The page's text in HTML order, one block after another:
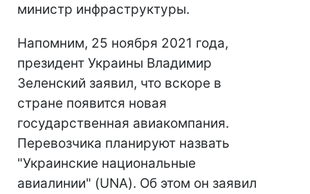
министр инфраструктуры.
Напомним, 25 ноября 2021 года,
президент Украины Владимир
Зеленский заявил, что вскоре в
стране появится новая
государственная авиакомпания.
Перевозчика планируют назвать
"Украинские национальные
авиалинии" (UNA). Об этом он заявил